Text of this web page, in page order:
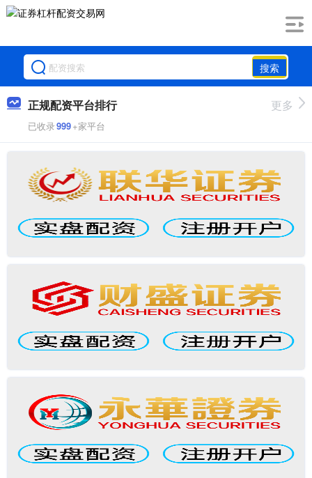
搜索
正规配资平台排行
已收录999+家平台
更多